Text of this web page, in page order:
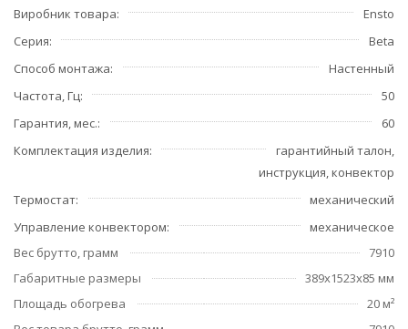
Виробник товара
Ensto
Серия
Beta
Способ монтажа
Настенный
Частота, Гц
50
Гарантия, мес.
60
Комплектация изделия
гарантийный талон,
инструкция, конвектор
Термостат
механический
Управление конвектором
механическое
Вес брутто, грамм
7910
Габаритные размеры
389x1523x85 мм
Площадь обогрева
20 м²